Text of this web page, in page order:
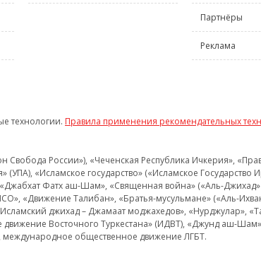
Партнёры
Реклама
технологии. Правила применения рекомендательных
России»), «Чеченская Республика Ичкерия»,
«Исламское государство» («Исламское
Фатх аш-Шам», «Священная война» («Аль-Джихад»
«Движение Талибан», «Братья-мусульмане» («Аль-
джихад – Джамаат моджахедов», «Нурджулар»,
движение Восточного Туркестана» (ИДВТ), «Джунд аш-
международное общественное движение ЛГБТ.